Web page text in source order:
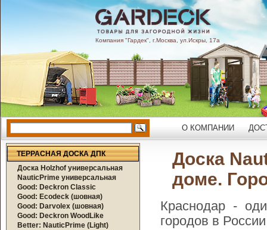
Компания "Гардек", г.Москва, ул.Искры, 17а
О КОМПАНИИ
Доска
доме.
Краснодар -
городов в
ТЕРРАСНАЯ ДОСКА ДПК
Доска Holzhof универсальная
NauticPrime универсальная
Good: Deckron Classic
Good: Ecodeck (шовная)
Good: Darvolex (шовная)
Good: Deckron WoodLike
Better: NauticPrime (Light)